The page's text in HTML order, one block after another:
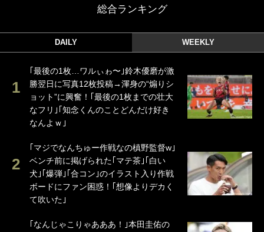
総合ランキング
DAILY WEEKLY
｢最後の1枚…ワルぃゎ〜｣鈴木優磨が激
勝翌日に写真12枚投稿→渾身の“煽りシ
ョット”に興奮！｢最後の1枚までの壮大
なフリ｣｢知念くんのことどんだけ好き
なんよｗ｣
｢マジでなんちゅー作戦なの槙野監督w｣
ベンチ前に掲げられた｢マテ茶｣｢白い
犬｣｢爆弾｣｢合コン｣のイラスト入り作戦
ボードにファン困惑！｢想像よりデカく
て吹いた｣
｢なんじゃこりゃあああ！｣本田圭佑の